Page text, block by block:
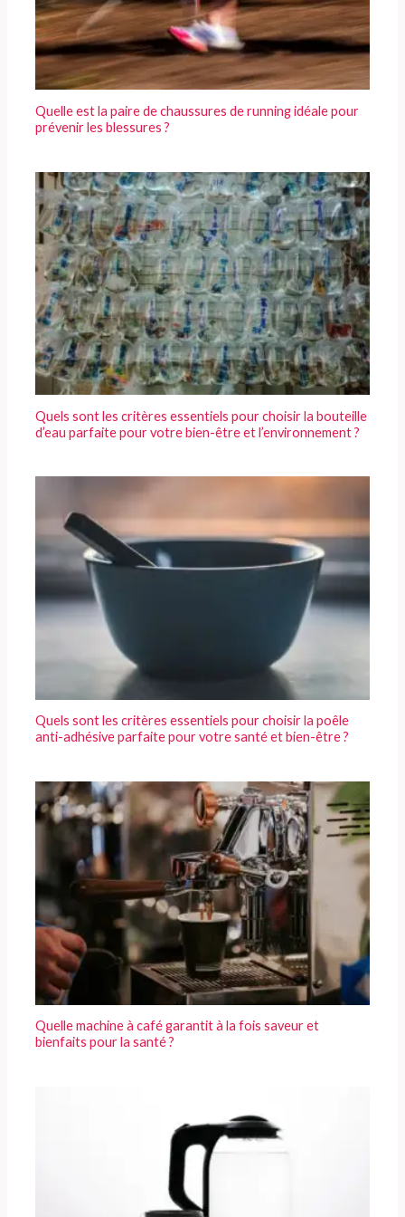
Quelle est la paire de chaussures de running idéale pour
prévenir les blessures ?
Quels sont les critères essentiels pour choisir la bouteille
d’eau parfaite pour votre bien-être et l’environnement ?
Quels sont les critères essentiels pour choisir la poêle
anti-adhésive parfaite pour votre santé et bien-être ?
Quelle machine à café garantit à la fois saveur et
bienfaits pour la santé ?